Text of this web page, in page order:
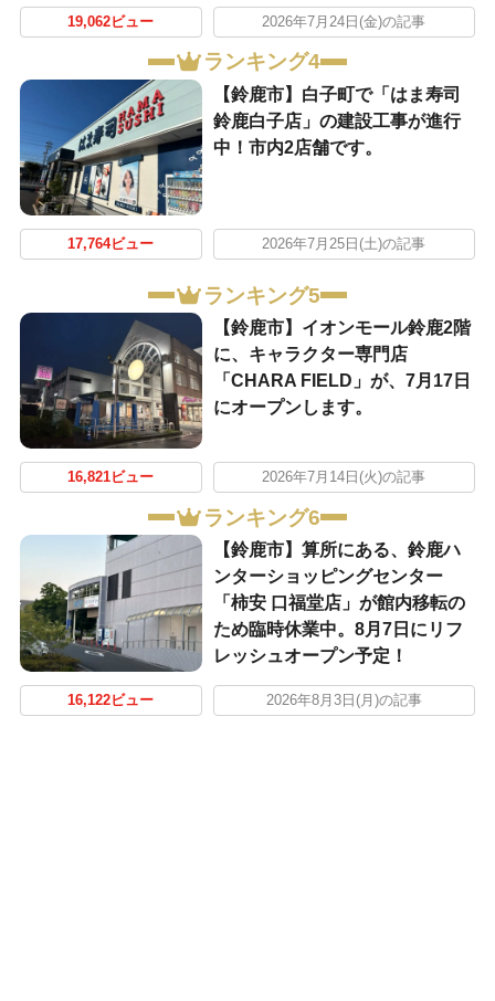
19,062ビュー 2026年7月24日(金)の記事
ランキング4
【鈴鹿市】白子町で「はま寿司
鈴鹿白子店」の建設工事が進行
中！市内2店舗です。
17,764ビュー 2026年7月25日(土)の記事
ランキング5
【鈴鹿市】イオンモール鈴鹿2階
に、キャラクター専門店
「CHARA FIELD」が、7月17日
にオープンします。
16,821ビュー 2026年7月14日(火)の記事
ランキング6
【鈴鹿市】算所にある、鈴鹿ハ
ンターショッピングセンター
「柿安 口福堂店」が館内移転の
ため臨時休業中。8月7日にリフ
レッシュオープン予定！
16,122ビュー 2026年8月3日(月)の記事